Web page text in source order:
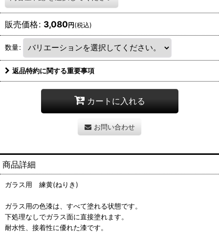
販売価格: 3,080円(税込)
数量:
返品特約に関する重要事項
カートに入れる
お問い合わせ
商品詳細
ガラス用 練黄(ねりき)
ガラス用の色漆は、すべて塗れる状態です。
下処理なしでガラス面に直接塗れます。
耐水性、接着性に優れた漆です。